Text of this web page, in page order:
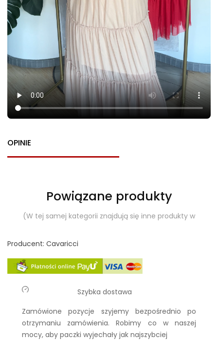
OPINIE
Powiązane produkty
(W tej samej kategorii znajdują się inne produkty w
Producent: Cavaricci
Szybka dostawa
Zamówione pozycje szyjemy bezpośrednio po
otrzymaniu zamówienia. Robimy co w naszej
mocy, aby paczki wyjechały jak najszybciej